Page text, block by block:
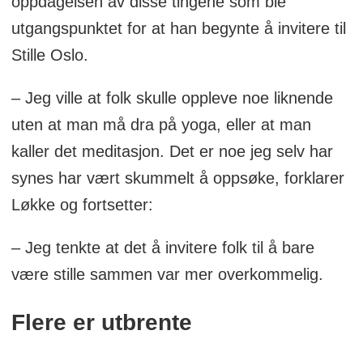
utgangspunktet for at han begynte å invitere til
Stille Oslo.
– Jeg ville at folk skulle oppleve noe liknende
uten at man må dra på yoga, eller at man
kaller det meditasjon. Det er noe jeg selv har
synes har vært skummelt å oppsøke, forklarer
Løkke og fortsetter:
– Jeg tenkte at det å invitere folk til å bare
være stille sammen var mer overkommelig.
Flere er utbrente